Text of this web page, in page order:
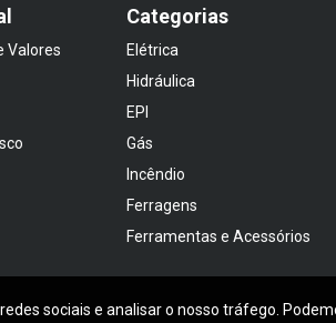
Valores
Categorias
Elétrica
Hidráulica
EPI
Gás
Incêndio
Ferragens
Ferramentas e Acessórios
sociais e analisar o nosso tráfego.